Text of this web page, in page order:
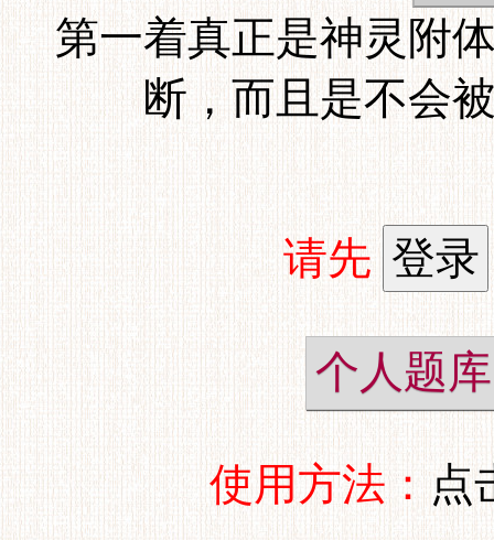
第一着真正是神灵附
断，而且是不会
请先
个人题库
使用方法：点